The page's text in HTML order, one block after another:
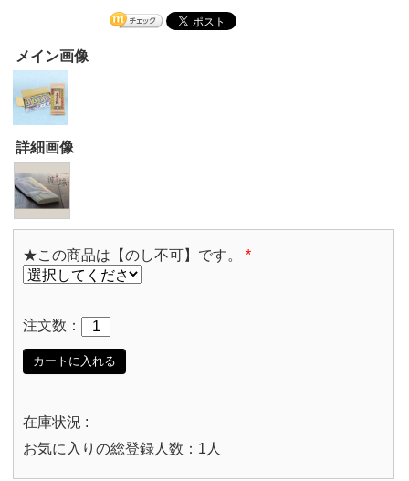
メイン画像
詳細画像
★この商品は【のし不可】です。 *
注文数：
カートに入れる
在庫状況 :
お気に入りの総登録人数：1人